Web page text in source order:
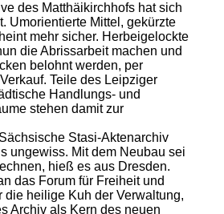
des Matthäikirchhofs hat sich
Umorientierte Mittel, gekürzte
mehr sicher. Herbeigelockte
die Abrissarbeit machen und
belohnt werden, per
Teile des Leipziger
Handlungs- und
stehen damit zur
Stasi-Aktenarchiv
ungewiss. Mit dem Neubau sei
hieß es aus Dresden.
das Forum für Freiheit und
die heilige Kuh der Verwaltung,
Archiv als Kern des neuen